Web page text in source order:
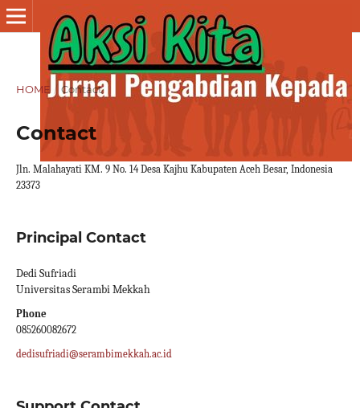
HOME / Contact
Contact
Jln. Malahayati KM. 9 No. 14 Desa Kajhu Kabupaten Aceh Besar, Indonesia
23373
Principal Contact
Dedi Sufriadi
Universitas Serambi Mekkah
Phone
085260082672
dedisufriadi@serambimekkah.ac.id